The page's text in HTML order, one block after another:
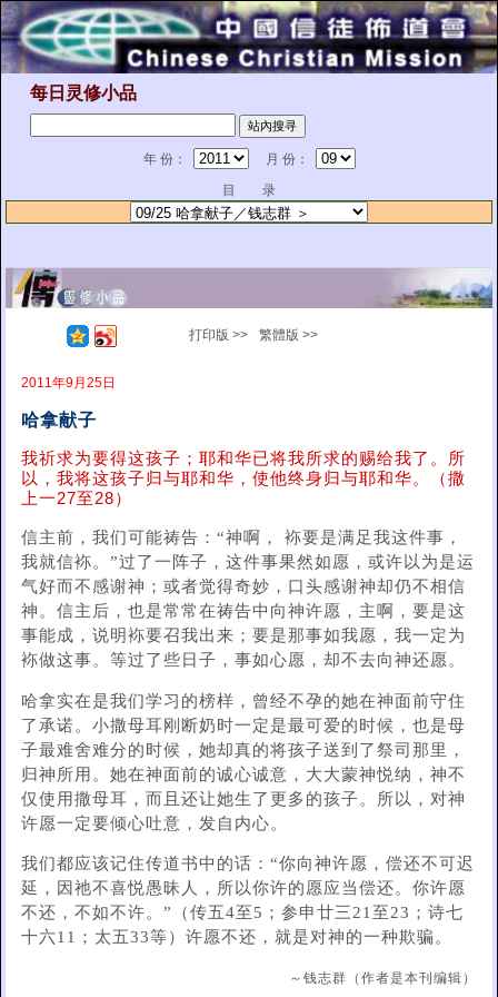
每日灵修小品
年 份：
月 份：
目 录
打印版 >> 繁體版 >>
2011年9月25日
哈拿献子
我祈求为要得这孩子；耶和华已将我所求的赐给我了。所
以，我将这孩子归与耶和华，使他终身归与耶和华。（撒
上一27至28）
信主前，我们可能祷告：“神啊， 袮要是满足我这件事，
我就信袮。”过了一阵子，这件事果然如愿，或许以为是运
气好而不感谢神；或者觉得奇妙，口头感谢神却仍不相信
神。信主后，也是常常在祷告中向神许愿，主啊，要是这
事能成，说明袮要召我出来；要是那事如我愿，我一定为
袮做这事。等过了些日子，事如心愿，却不去向神还愿。
哈拿实在是我们学习的榜样，曾经不孕的她在神面前守住
了承诺。小撒母耳刚断奶时一定是最可爱的时候，也是母
子最难舍难分的时候，她却真的将孩子送到了祭司那里，
归神所用。她在神面前的诚心诚意，大大蒙神悦纳，神不
仅使用撒母耳，而且还让她生了更多的孩子。所以，对神
许愿一定要倾心吐意，发自内心。
我们都应该记住传道书中的话：“你向神许愿，偿还不可迟
延，因祂不喜悦愚昧人，所以你许的愿应当偿还。你许愿
不还，不如不许。”（传五4至5；参申廿三21至23；诗七
十六11；太五33等）许愿不还，就是对神的一种欺骗。
～钱志群（作者是本刊编辑）